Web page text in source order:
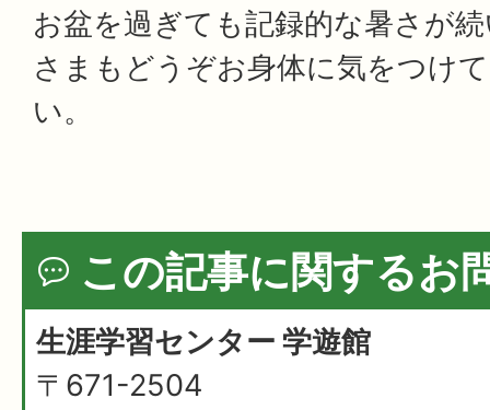
お盆を過ぎても記録的な暑さが
さまもどうぞお身体に気をつけ
い。
この記事に関するお
生涯学習センター 学遊館
〒671-2504